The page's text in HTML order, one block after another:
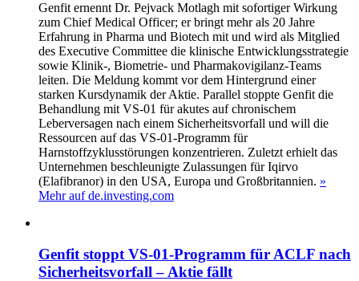
Genfit ernennt Dr. Pejvack Motlagh mit sofortiger Wirkung
zum Chief Medical Officer; er bringt mehr als 20 Jahre
Erfahrung in Pharma und Biotech mit und wird als Mitglied
des Executive Committee die klinische Entwicklungsstrategie
sowie Klinik-, Biometrie- und Pharmakovigilanz-Teams
leiten. Die Meldung kommt vor dem Hintergrund einer
starken Kursdynamik der Aktie. Parallel stoppte Genfit die
Behandlung mit VS-01 für akutes auf chronischem
Leberversagen nach einem Sicherheitsvorfall und will die
Ressourcen auf das VS-01-Programm für
Harnstoffzyklusstörungen konzentrieren. Zuletzt erhielt das
Unternehmen beschleunigte Zulassungen für Iqirvo
(Elafibranor) in den USA, Europa und Großbritannien. »
Mehr auf de.investing.com
Genfit stoppt VS-01-Programm für ACLF nach
Sicherheitsvorfall – Aktie fällt